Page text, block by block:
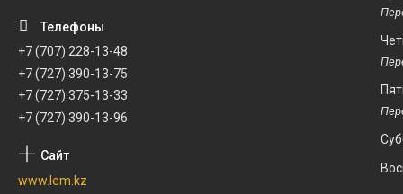
+7 (707) 228-13-48
+7 (727) 390-13-75
+7 (727) 375-13-33
+7 (727) 390-13-96
www.lem.kz